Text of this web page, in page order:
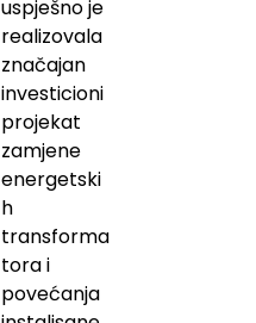
uspješno je
realizovala
značajan
investicioni
projekat
zamjene
energetski
h
transforma
tora i
povećanja